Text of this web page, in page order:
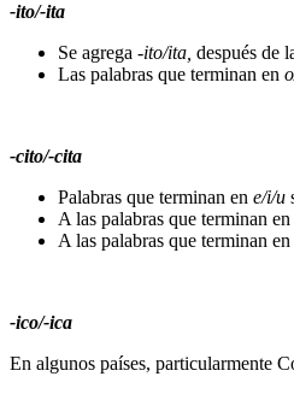
-ito/-ita
Se agrega -ito/ita, después de
Las palabras que terminan en
-cito/-cita
Palabras que terminan en e/i/u
A las palabras que terminan
A las palabras que terminan
-ico/-ica
En algunos países, particularmente